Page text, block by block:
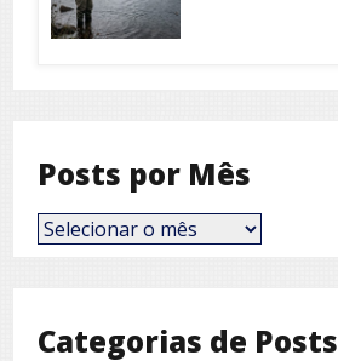
Posts por Mês
Posts
por
Categorias de Posts